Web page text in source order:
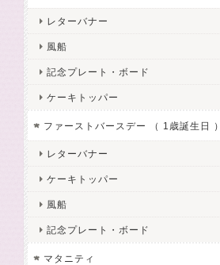
レターバナー
風船
記念プレート・ボード
ケーキトッパー
ファーストバースデー （ 1歳誕生日 ）
レターバナー
ケーキトッパー
風船
記念プレート・ボード
マタニティ